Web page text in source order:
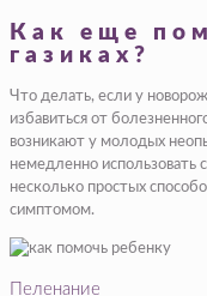
Как еще
газиках?
Что делать, если у
избавиться от
возникают у молодых
немедленно использовать
несколько простых
симптомом.
Пеленание